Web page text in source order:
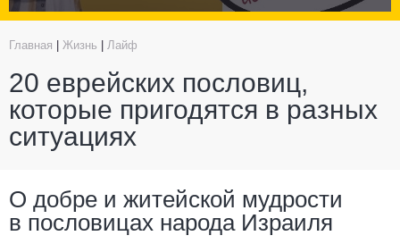
Главная Жизнь Лайф
20 еврейских пословиц,
которые пригодятся в разных
ситуациях
О добре и житейской мудрости
в пословицах народа Израиля